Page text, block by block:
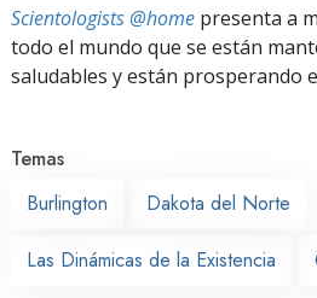
Scientologists @home presenta a
todo el mundo que se están
saludables y están prosperando
Temas
Burlington
Dakota del Norte
Las Dinámicas de la Existencia